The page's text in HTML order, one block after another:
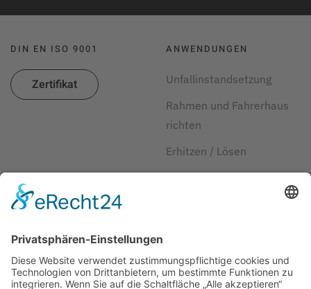
DIN EN ISO 9001
Zertifikat
ANWENDUNGEN
Unfallinstandsetzung
Rahmen und Fahrerhaus
richten
Erhitzen / Lösen
Kraftstoff und Reifen
sparen